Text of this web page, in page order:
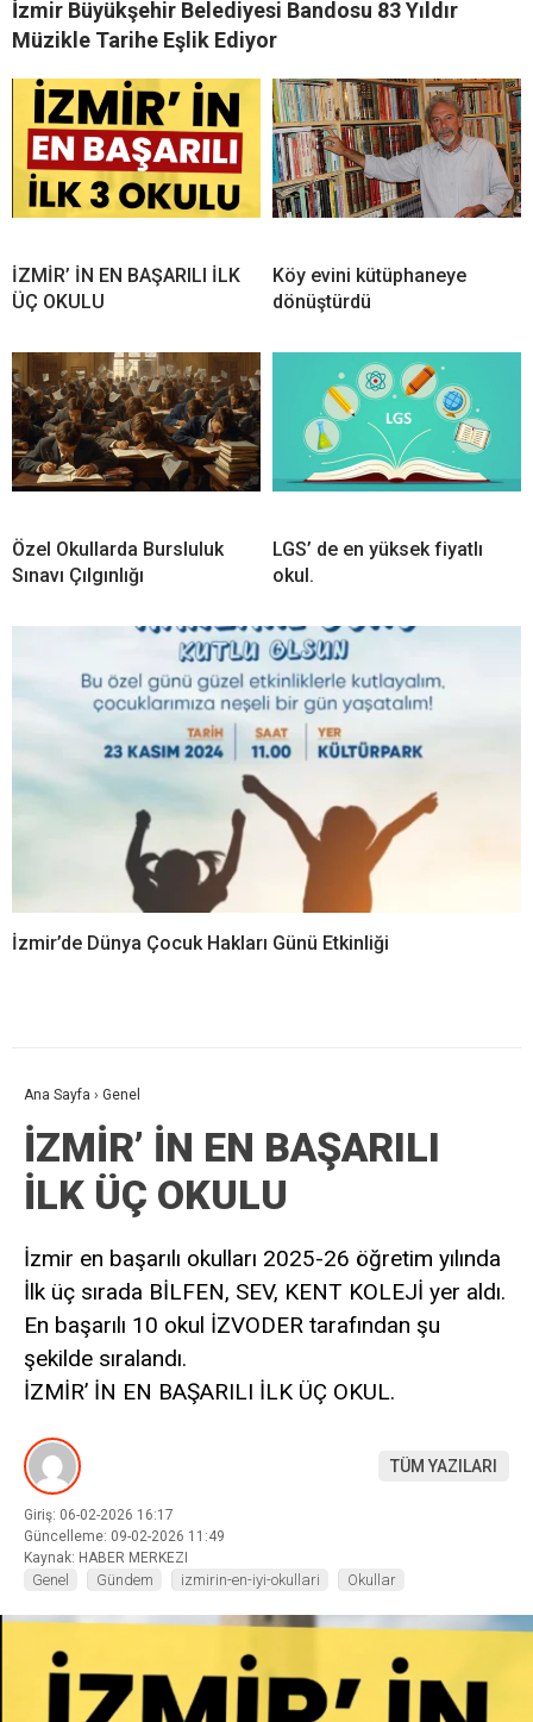
İzmir Büyükşehir Belediyesi Bandosu 83 Yıldır
Müzikle Tarihe Eşlik Ediyor
İZMİR’ İN EN BAŞARILI İLK
ÜÇ OKULU
Köy evini kütüphaneye
dönüştürdü
Özel Okullarda Bursluluk
Sınavı Çılgınlığı
LGS’ de en yüksek fiyatlı
okul.
İzmir’de Dünya Çocuk Hakları Günü Etkinliği
Ana Sayfa › Genel
İZMİR’ İN EN BAŞARILI
İLK ÜÇ OKULU
İzmir en başarılı okulları 2025-26 öğretim yılında
İlk üç sırada BİLFEN, SEV, KENT KOLEJİ yer aldı.
En başarılı 10 okul İZVODER tarafından şu
şekilde sıralandı.
İZMİR’ İN EN BAŞARILI İLK ÜÇ OKUL.
TÜM YAZILARI
Giriş: 06-02-2026 16:17
Güncelleme: 09-02-2026 11:49
Kaynak: HABER MERKEZI
Genel Gündem izmirin-en-iyi-okullari Okullar